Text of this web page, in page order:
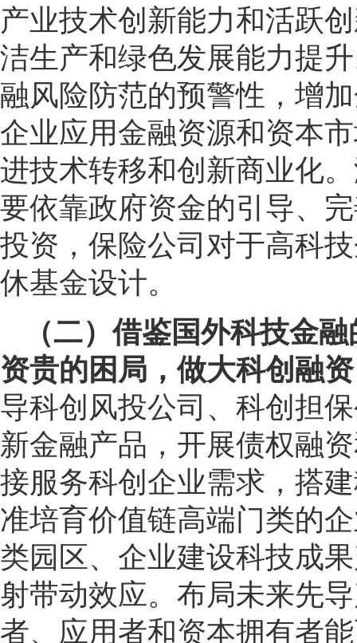
产业技术创新能力和活跃
洁生产和绿色发展能力提
融风险防范的预警性，增
企业应用金融资源和资本
进技术转移和创新商业化
要依靠政府资金的引导、
投资，保险公司对于高科
休基金设计。
（二）借鉴国外科技金
资贵的困局，做大科创融
导科创风投公司、科创担
新金融产品，开展债权融
接服务科创企业需求，搭
准培育价值链高端门类的
类园区、企业建设科技成
射带动效应。布局未来先
者、应用者和资本拥有者